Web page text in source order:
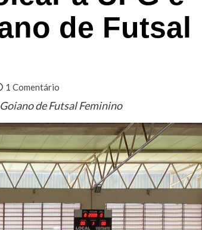
de Futsal
1 Comentário
de Futsal Feminino